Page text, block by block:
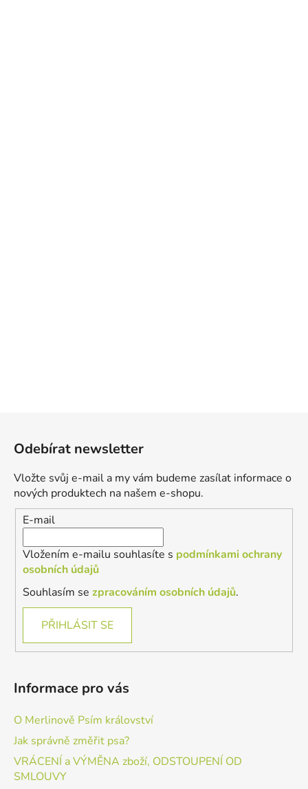
Odebírat newsletter
Vložte svůj e-mail a my vám budeme zasílat informace o
nových produktech na našem e-shopu.
E-mail
Vložením e-mailu souhlasíte s podmínkami ochrany
osobních údajů
Souhlasím se zpracováním osobních údajů.
PŘIHLÁSIT SE
Informace pro vás
O Merlinově Psím království
Jak správně změřit psa?
VRÁCENÍ a VÝMĚNA zboží, ODSTOUPENÍ OD
SMLOUVY